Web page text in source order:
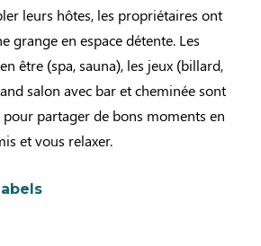
leurs hôtes, les propriétaires ont
grange en espace détente. Les
être (spa, sauna), les jeux (billard,
salon avec bar et cheminée sont
partager de bons moments en
et vous relaxer.